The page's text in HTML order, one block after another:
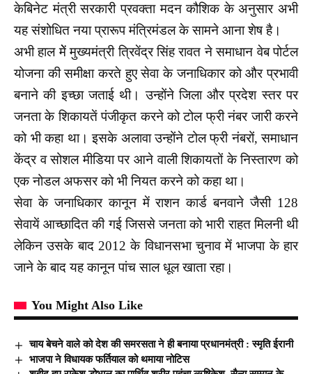
केबिनेट मंत्री सरकारी प्रवक्ता मदन कौशिक के अनुसार अभी
यह संशोधित नया प्रारूप मंत्रिमंडल के सामने आना शेष है।
अभी हाल मेें मुख्यमंत्री त्रिवेंद्र सिंह रावत ने समाधान वेब पोर्टल
योजना की समीक्षा करते हुए सेवा के जनाधिकार को और प्रभावी
बनाने की इच्छा जताई थी। उन्होंने जिला और प्रदेश स्तर पर
जनता के शिकायतें पंजीकृत करने को टोल फ्री नंबर जारी करने
को भी कहा था। इसके अलावा उन्होंने टोल फ्री नंबरों, समाधान
केंद्र व सोशल मीडिया पर आने वाली शिकायतों के निस्तारण को
एक नोडल अफसर को भी नियत करने को कहा था।
सेवा के जनाधिकार कानून में राशन कार्ड बनवाने जैसी 128
सेवायें आच्छादित की गई जिससे जनता को भारी राहत मिलनी थी
लेकिन उसके बाद 2012 के विधानसभा चुनाव में भाजपा के हार
जाने के बाद यह कानून पांच साल धूल खाता रहा।
You Might Also Like
चाय बेचने वाले को देश की समरसता ने ही बनाया प्रधानमंत्री : स्मृति ईरानी
भाजपा ने विधायक फर्तियाल को थमाया नोटिस